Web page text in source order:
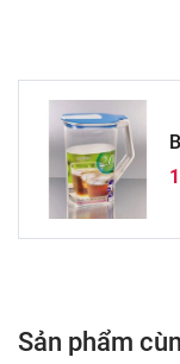
Sản phẩm